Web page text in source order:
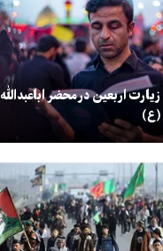
اربعین در محضر اباعبدالله
(ع)